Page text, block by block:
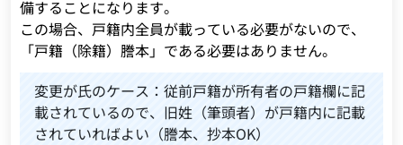
備することになります。
この場合、戸籍内全員が載っている必要がないので、
「戸籍（除籍）謄本」である必要はありません。
変更が氏のケース：従前戸籍が所有者の戸籍欄に記
載されているので、旧姓（筆頭者）が戸籍内に記載
されていればよい（謄本、抄本OK）